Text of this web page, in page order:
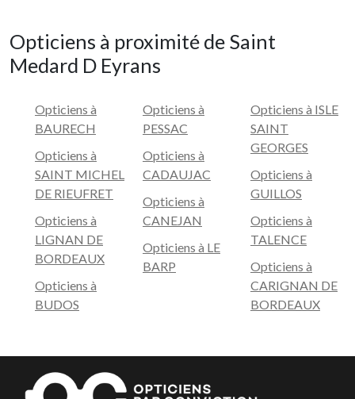
Opticiens à proximité de Saint
Medard D Eyrans
Opticiens à
BAURECH
Opticiens à
SAINT MICHEL
DE RIEUFRET
Opticiens à
LIGNAN DE
BORDEAUX
Opticiens à
BUDOS
Opticiens à
PESSAC
Opticiens à
CADAUJAC
Opticiens à
CANEJAN
Opticiens à LE
BARP
Opticiens à ISLE
SAINT
GEORGES
Opticiens à
GUILLOS
Opticiens à
TALENCE
Opticiens à
CARIGNAN DE
BORDEAUX